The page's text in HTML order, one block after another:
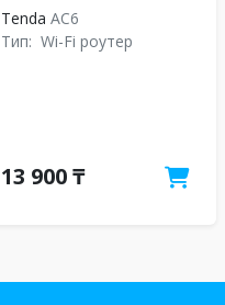
Tenda АС6
Тип: Wi-Fi роутер
13 900 ₸